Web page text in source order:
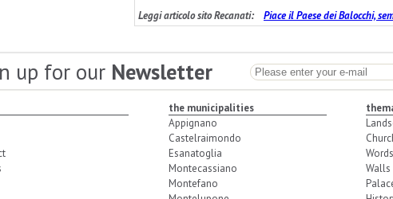
Leggi articolo sito Recanati: Piace il Paese dei Balocchi,
up for our Newsletter
the municipalities
Appignano
Castelraimondo
Esanatoglia
Montecassiano
Montefano
Walls